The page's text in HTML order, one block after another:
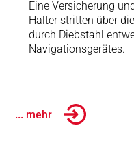
Eine Versicherung
Halter stritten über
durch Diebstahl
Navigationsgerätes.
... mehr